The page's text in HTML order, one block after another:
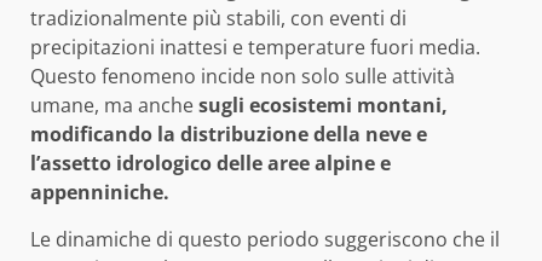
tradizionalmente più stabili, con eventi di
precipitazioni inattesi e temperature fuori media.
Questo fenomeno incide non solo sulle attività
umane, ma anchesugli ecosistemi montani,
modificando la distribuzione della neve e
l’assetto idrologico delle aree alpine e
appenniniche.
Le dinamiche di questo periodo suggeriscono che il